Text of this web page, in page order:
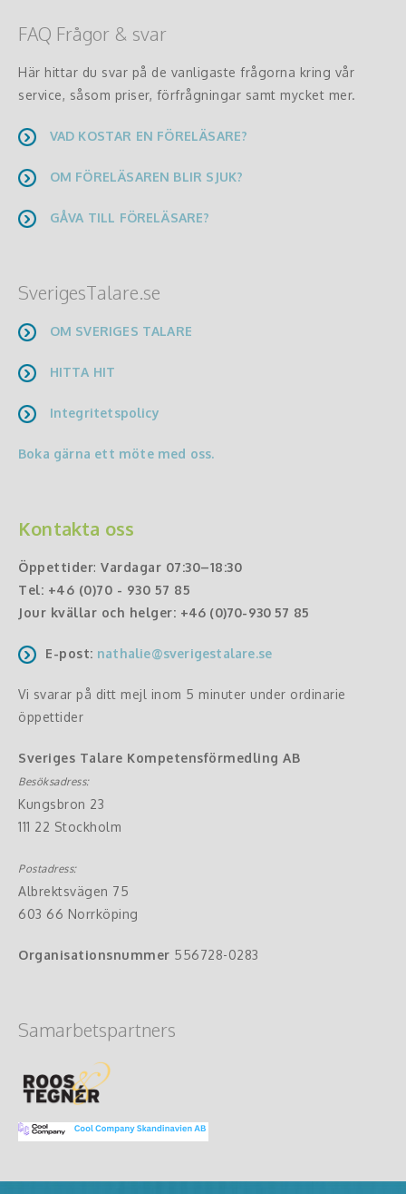
FAQ Frågor & svar
Här hittar du svar på de vanligaste frågorna kring vår
service, såsom priser, förfrågningar samt mycket mer.
VAD KOSTAR EN FÖRELÄSARE?
OM FÖRELÄSAREN BLIR SJUK?
GÅVA TILL FÖRELÄSARE?
SverigesTalare.se
OM SVERIGES TALARE
HITTA HIT
Integritetspolicy
Boka gärna ett möte med oss.
Kontakta oss
Öppettider: Vardagar 07:30–18:30
Tel: +46 (0)70 - 930 57 85
Jour kvällar och helger: +46 (0)70-930 57 85
E-post: nathalie@sverigestalare.se
Vi svarar på ditt mejl inom 5 minuter under ordinarie
öppettider
Sveriges Talare Kompetensförmedling AB
Besöksadress:
Kungsbron 23
111 22 Stockholm
Postadress:
Albrektsvägen 75
603 66 Norrköping
Organisationsnummer 556728-0283
Samarbetspartners